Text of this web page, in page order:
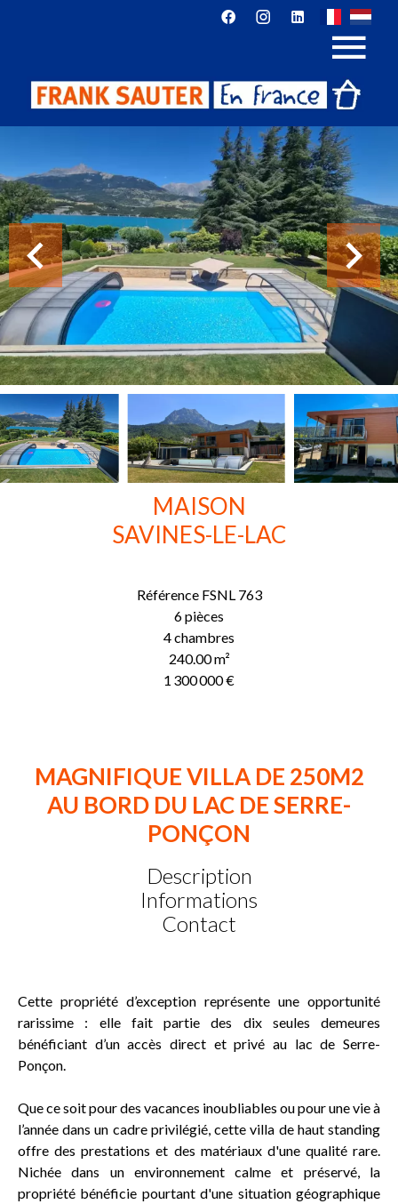
MAISON
SAVINES-LE-LAC
RéférenceFSNL 763
6 pièces
4 chambres
240.00m²
1 300 000 €
MAGNIFIQUE VILLA DE 250M2
AU BORD DU LAC DE SERRE-
PONÇON
Description
Informations
Contact
Cette propriété d’exception représente une opportunité
rarissime : elle fait partie des dix seules demeures
bénéficiant d’un accès direct et privé au lac de Serre-
Ponçon.
Que ce soit pour des vacances inoubliables ou pour une vie à
l’année dans un cadre privilégié, cette villa de haut standing
offre des prestations et des matériaux d'une qualité rare.
Nichée dans un environnement calme et préservé, la
propriété bénéficie pourtant d'une situation géographique